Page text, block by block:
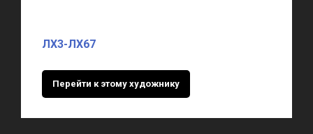
ЛХ3-ЛХ67
Перейти к этому художнику